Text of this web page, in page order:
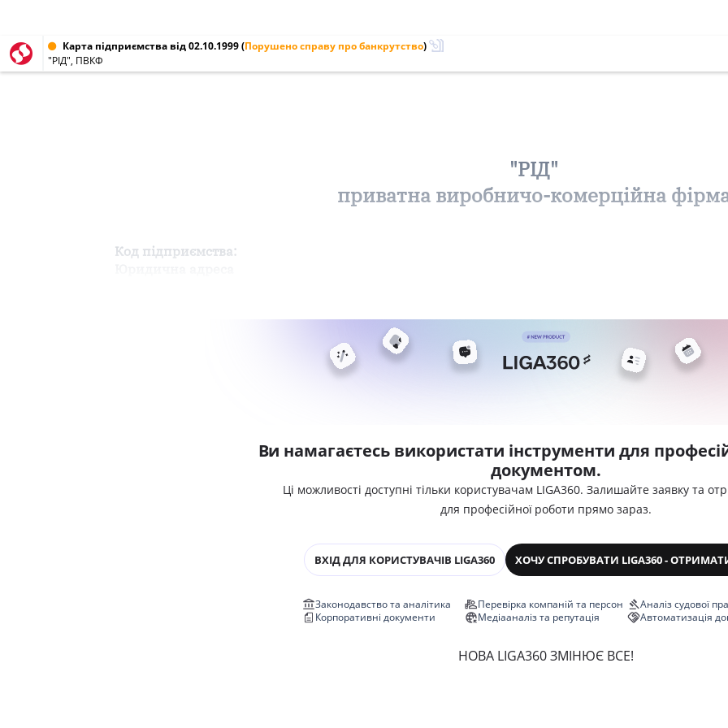
Карта підприємства від 02.10.1999(Порушено справу про банкрутство)
"РІД", ПВКФ
"РІД"
приватна виробничо-комерційна
Код підприємства:
Ви намагаєтесь використати інструменти для
документом.
Ці можливості доступні тільки користувачам LIGA360. Залишайте заявку та
для професійної роботи прямо зараз.
ВХІД ДЛЯ КОРИСТУВАЧІВ LIGA360 ХОЧУ СПРОБУВАТИ LIGA360 -
Законодавство та аналітика
Корпоративні документи
Перевірка компаній та персон
Медіааналіз та репутація
Аналіз судової
Автоматизація
НОВА LIGA360 ЗМІНЮЄ ВСЕ!